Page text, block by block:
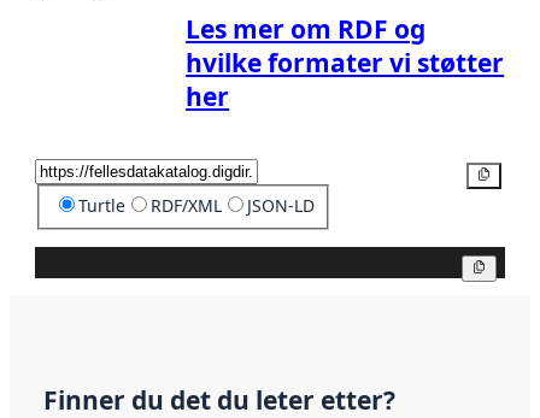
Les mer om RDF og
hvilke formater vi støtter
her
Turtle RDF/XML JSON-LD
Finner du det du leter etter?